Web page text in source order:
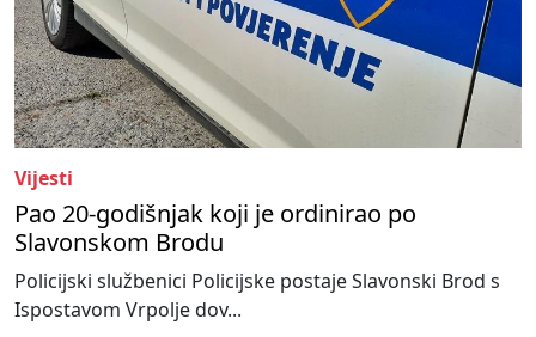
Vijesti
Pao 20-godišnjak koji je ordinirao po
Slavonskom Brodu
Policijski službenici Policijske postaje Slavonski Brod s
Ispostavom Vrpolje dov...